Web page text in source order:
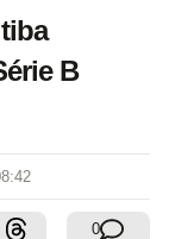
B
0